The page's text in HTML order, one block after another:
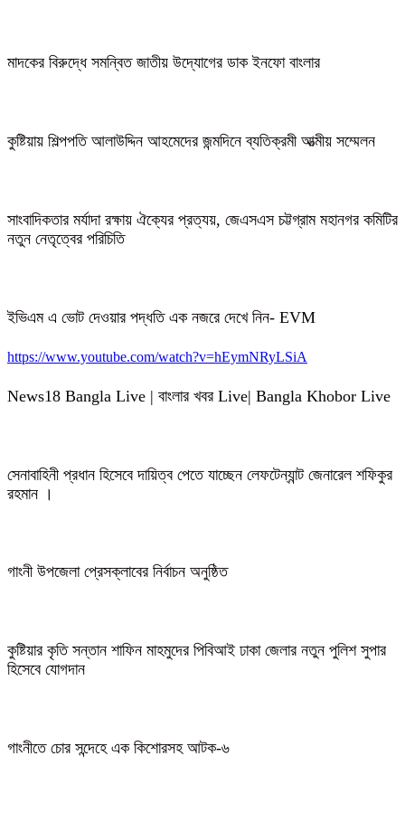
মাদকের বিরুদ্ধে সমন্বিত জাতীয় উদ্যোগের ডাক ইনফো বাংলার
কুষ্টিয়ায় শিল্পপতি আলাউদ্দিন আহমেদের জন্মদিনে ব্যতিক্রমী আত্মীয় সম্মেলন
সাংবাদিকতার মর্যাদা রক্ষায় ঐক্যের প্রত্যয়, জেএসএস চট্টগ্রাম মহানগর কমিটির
নতুন নেতৃত্বের পরিচিতি
ইভিএম এ ভোট দেওয়ার পদ্ধতি এক নজরে দেখে নিন- EVM
https://www.youtube.com/watch?v=hEymNRyLSiA
News18 Bangla Live | বাংলার খবর Live| Bangla Khobor Live
সেনাবাহিনী প্রধান হিসেবে দায়িত্ব পেতে যাচ্ছেন লেফটেন্যান্ট জেনারেল শফিকুর
রহমান ।
গাংনী উপজেলা প্রেসক্লাবের নির্বাচন অনুষ্ঠিত
কুষ্টিয়ার কৃতি সন্তান শাফিন মাহমুদের পিবিআই ঢাকা জেলার নতুন পুলিশ সুপার
হিসেবে যোগদান
গাংনীতে চোর সন্দেহে এক কিশোরসহ আটক-৬